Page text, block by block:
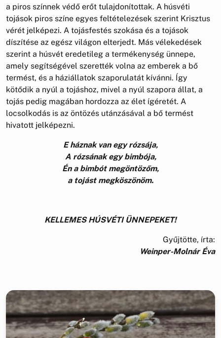
a piros színnek védő erőt tulajdonítottak. A húsvéti
tojások piros színe egyes feltételezések szerint Krisztus
vérét jelképezi. A tojásfestés szokása és a tojások
díszítése az egész világon elterjedt. Más vélekedések
szerint a húsvét eredetileg a termékenység ünnepe,
amely segítségével szerették volna az emberek a bő
termést, és a háziállatok szaporulatát kívánni. Így
kötődik a nyúl a tojáshoz, mivel a nyúl szapora állat, a
tojás pedig magában hordozza az élet ígéretét. A
locsolkodás is az öntözés utánzásával a bő termést
hivatott jelképezni.
E háznak van egy rózsája,
A rózsának egy bimbója,
Én a bimbót megöntözőm,
a tojást megköszönöm.
KELLEMES HÚSVÉTI ÜNNEPEKET!
Gyűjtötte, írta:
Weinper-Molnár Éva